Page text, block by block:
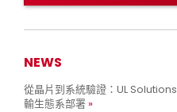
NEWS
從晶片到系統驗證：UL
輸生態系部署